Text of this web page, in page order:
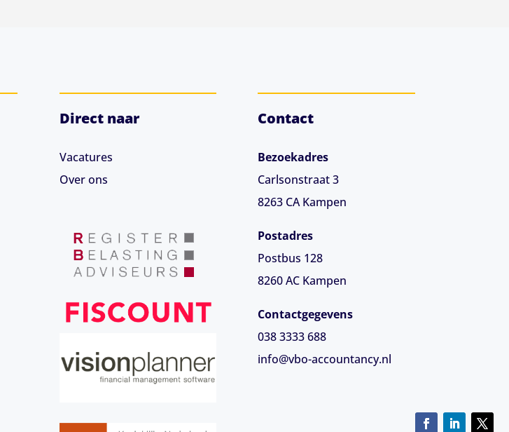
Direct naar
Vacatures
Over ons
Contact
Bezoekadres
Carlsonstraat 3
8263 CA Kampen
Postadres
Postbus 128
8260 AC Kampen
Contactgegevens
038 3333 688
info@vbo-accountancy.nl